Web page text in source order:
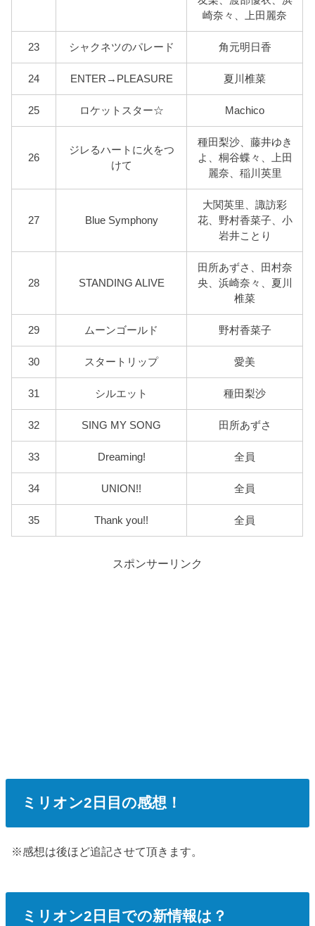
崎奈々、上田麗奈
23 シャクネツのパレード 角元明日香
24 ENTER→PLEASURE 夏川椎菜
25 ロケットスター☆ Machico
26
ジレるハートに火をつ
けて
種田梨沙、藤井ゆき
よ、桐谷蝶々、上田
麗奈、稲川英里
27 Blue Symphony
大関英里、諏訪彩
花、野村香菜子、小
岩井ことり
28 STANDING ALIVE
田所あずさ、田村奈
央、浜崎奈々、夏川
椎菜
29 ムーンゴールド 野村香菜子
30 スタートリップ 愛美
31 シルエット 種田梨沙
32 SING MY SONG 田所あずさ
33 Dreaming! 全員
34 UNION!! 全員
35 Thank you!! 全員
スポンサーリンク
ミリオン2日目の感想！
※感想は後ほど追記させて頂きます。
ミリオン2日目での新情報は？